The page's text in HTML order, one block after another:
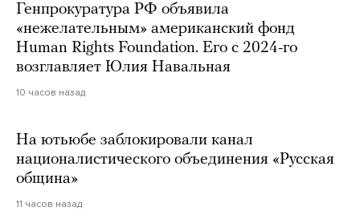
Генпрокуратура РФ объявила
«нежелательным» американский фонд
Human Rights Foundation. Его с 2024-го
возглавляет Юлия Навальная
10 часов назад
На ютьюбе заблокировали канал
националистического объединения «Русская
община»
11 часов назад